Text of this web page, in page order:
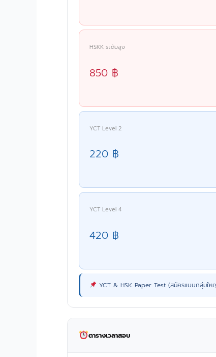
HSKK ระดับสูง
850 ฿
YCT Level 2
220 ฿
YCT Level 4
420 ฿
YCT & HSK Paper Test (สมัครแบบกลุ่มใ
ตารางเวลาสอบ